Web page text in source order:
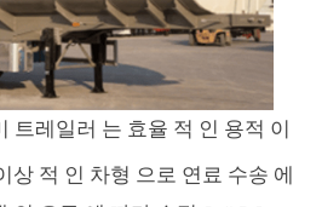
트레일러 는 효율 적 인 용적 이
상 적 인 차형 으로 연료 수송 에